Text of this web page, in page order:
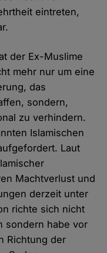
eintreten,
der Ex-Muslime
mehr nur um eine
das
sondern,
zu verhindern.
Islamischen
Laut
Machtverlust und
derzeit unter
richte sich nicht
sondern habe vor
Richtung der